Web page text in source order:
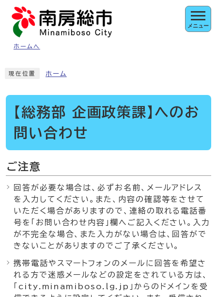
ページの先頭です
ホームへ
メニュー
現在位置 ホーム
【総務部 企画政策課】へのお
問い合わせ
ご注意
回答が必要な場合は、必ずお名前、メールアドレス
を入力してください。また、内容の確認等をさせて
いただく場合がありますので、連絡の取れる電話番
号を「お問い合わせ内容」欄へご記入ください。入力
が不完全な場合、また入力がない場合は、回答がで
きないことがありますのでご了承ください。
携帯電話やスマートフォンのメールに回答を希望さ
れる方で迷惑メールなどの設定をされている方は、
「city.minamiboso.lg.jp」からのドメインを受